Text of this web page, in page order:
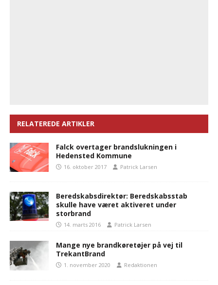
RELATEREDE ARTIKLER
Falck overtager brandslukningen i
Hedensted Kommune
16. oktober 2017 Patrick Larsen
Beredskabsdirektør: Beredskabsstab
skulle have været aktiveret under
storbrand
14. marts 2016 Patrick Larsen
Mange nye brandkøretøjer på vej til
TrekantBrand
1. november 2020 Redaktionen